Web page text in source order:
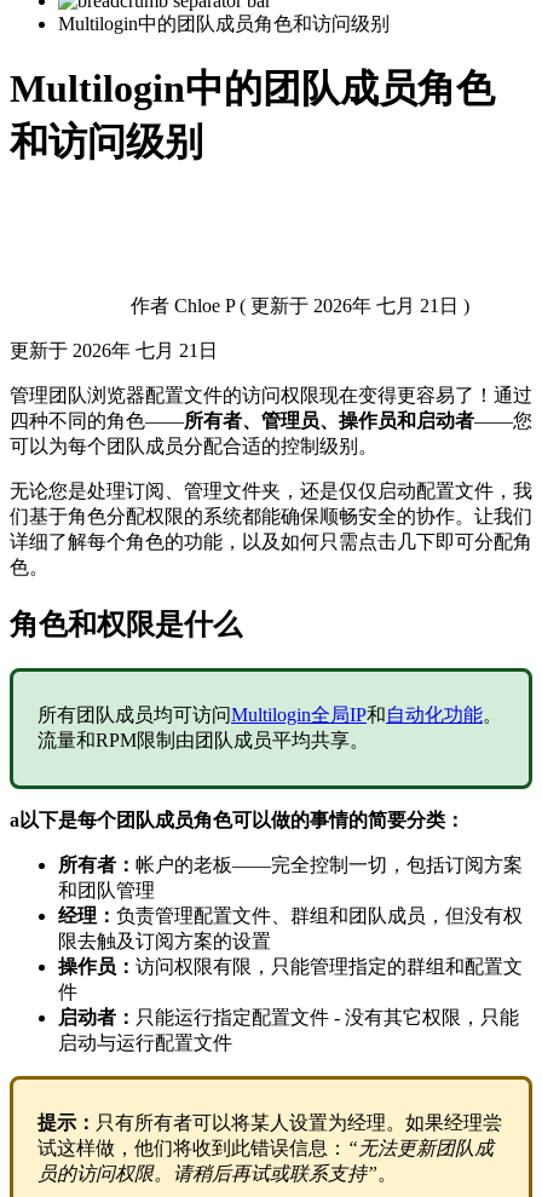
Multilogin中的团队成员角色和访问级别
Multilogin中的团队成员角色
和访问级别
作者 Chloe P( 更新于 2026年 七月 21日 )
更新于 2026年 七月 21日
管理团队浏览器配置文件的访问权限现在变得更容易了！通过
四种不同的角色——所有者、管理员、操作员和启动者——您
可以为每个团队成员分配合适的控制级别。
无论您是处理订阅、管理文件夹，还是仅仅启动配置文件，我
们基于角色分配权限的系统都能确保顺畅安全的协作。让我们
详细了解每个角色的功能，以及如何只需点击几下即可分配角
色。
角色和权限是什么
所有团队成员均可访问Multilogin全局IP和自动化功能。
流量和RPM限制由团队成员平均共享。
a以下是每个团队成员角色可以做的事情的简要分类：
所有者： 帐户的老板——完全控制一切，包括订阅方案
和团队管理
经理： 负责管理配置文件、群组和团队成员，但没有权
限去触及订阅方案的设置
操作员： 访问权限有限，只能管理指定的群组和配置文
件
启动者： 只能运行指定配置文件 - 没有其它权限，只能
启动与运行配置文件
提示： 只有所有者可以将某人设置为经理。如果经理尝
试这样做，他们将收到此错误信息： “无法更新团队成
员的访问权限。请稍后再试或联系支持”。